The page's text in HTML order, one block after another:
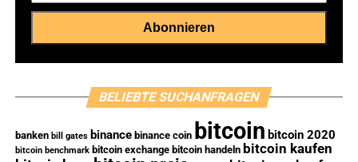
BELIEBTE SUCHANFRAGEN
banken bill gates binance binance coin bitcoin bitcoin 2020
bitcoin benchmark bitcoin exchange bitcoin handeln bitcoin kaufen